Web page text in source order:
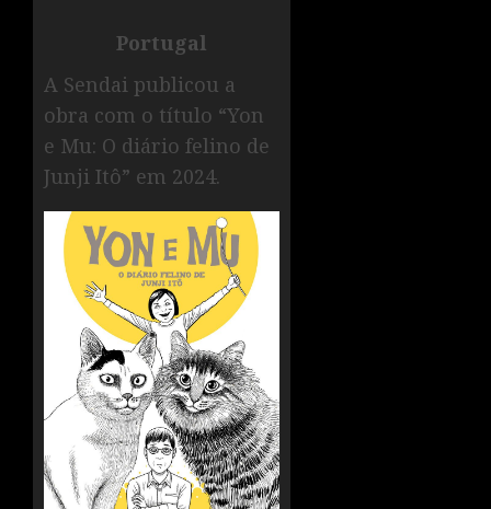
Portugal
A Sendai publicou a
obra com o título “Yon
e Mu: O diário felino de
Junji Itô” em 2024.